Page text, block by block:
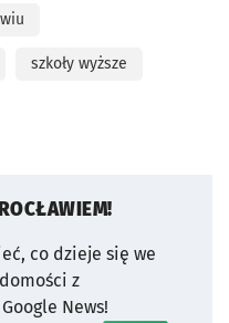
szkoły wyższe
co dzieje się we
z
News!